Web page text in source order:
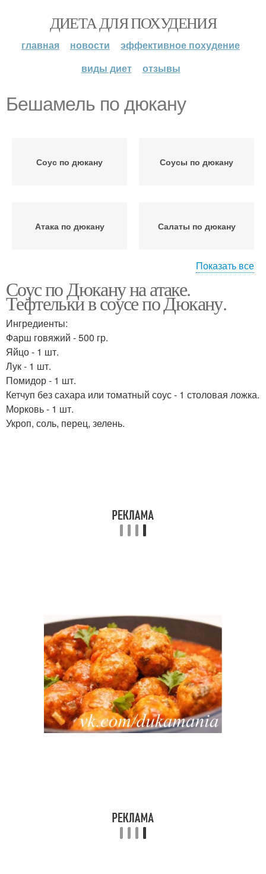
ДИЕТА ДЛЯ ПОХУДЕНИЯ
главная новости
эффективное похудение
виды диет
отзывы
Бешамель по дюкану
Соус по дюкану Соусы по дюкану
Атака по дюкану Салаты по дюкану
Майонез по дюкану Лосось по дюкану
Песто по дюкану
Показать все
Соус по Дюкану на атаке.
Тефтельки в соусе по Дюкану.
Ингредиенты:
Фарш говяжий - 500 гр.
Яйцо - 1 шт.
Лук - 1 шт.
Помидор - 1 шт.
Кетчуп без сахара или томатный соус - 1 столовая ложка.
Морковь - 1 шт.
Укроп, соль, перец, зелень.